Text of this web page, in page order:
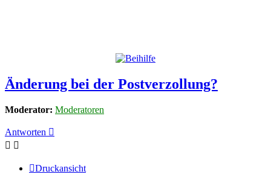
Änderung bei der Postverzollung?
Moderator: Moderatoren
Antworten
Druckansicht